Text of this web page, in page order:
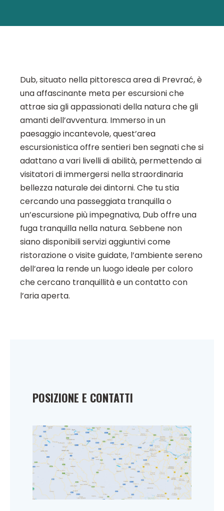
Dub, situato nella pittoresca area di Prevrać, è
una affascinante meta per escursioni che
attrae sia gli appassionati della natura che gli
amanti dell’avventura. Immerso in un
paesaggio incantevole, quest’area
escursionistica offre sentieri ben segnati che si
adattano a vari livelli di abilità, permettendo ai
visitatori di immergersi nella straordinaria
bellezza naturale dei dintorni. Che tu stia
cercando una passeggiata tranquilla o
un’escursione più impegnativa, Dub offre una
fuga tranquilla nella natura. Sebbene non
siano disponibili servizi aggiuntivi come
ristorazione o visite guidate, l’ambiente sereno
dell’area la rende un luogo ideale per coloro
che cercano tranquillità e un contatto con
l’aria aperta.
POSIZIONE E CONTATTI